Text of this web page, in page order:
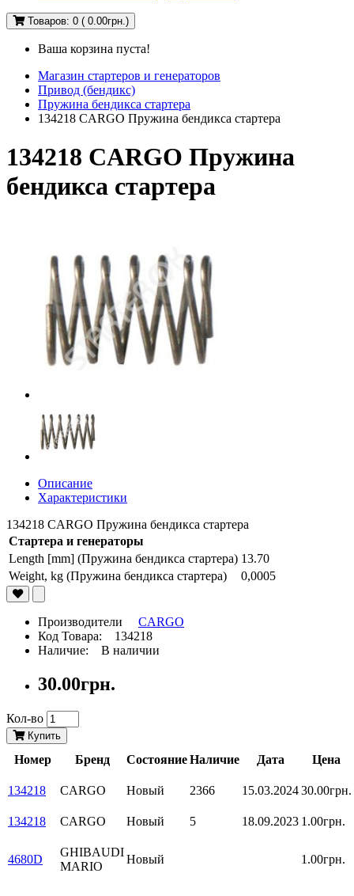
Товаров: 0 ( 0.00грн.)
Ваша корзина пуста!
Магазин стартеров и генераторов
Привод (бендикс)
Пружина бендикса стартера
134218 CARGO Пружина бендикса стартера
134218 CARGO Пружина
бендикса стартера
Описание
Характеристики
134218 CARGO Пружина бендикса стартера
Стартера и генераторы
Length [mm] (Пружина бендикса стартера) 13.70
Weight, kg (Пружина бендикса стартера)
0,0005
Производители CARGO
Код Товара: 134218
Наличие: В наличии
30.00грн.
Кол-во
Купить
Номер Бренд СостояниеНаличие Дата Цена
134218 CARGO Новый 2366 15.03.202430.00грн.
134218 CARGO Новый 5 18.09.2023 1.00грн.
4680D
GHIBAUDI
MARIO
Новый 1.00грн.